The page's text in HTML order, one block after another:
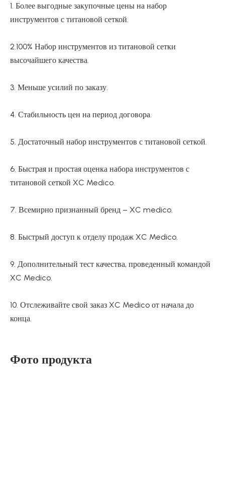
1. Более выгодные закупочные цены на набор
инструментов с титановой сеткой.
2.100% Набор инструментов из титановой сетки
высочайшего качества.
3. Меньше усилий по заказу.
4. Стабильность цен на период договора.
5. Достаточный набор инструментов с титановой сеткой.
6. Быстрая и простая оценка набора инструментов с
титановой сеткой XC Medico.
7. Всемирно признанный бренд – XC medico.
8. Быстрый доступ к отделу продаж XC Medico.
9. Дополнительный тест качества, проведенный командой
XC Medico.
10. Отслеживайте свой заказ XC Medico от начала до
конца.
Фото продукта